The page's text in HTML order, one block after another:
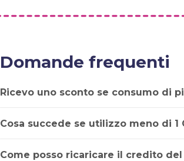
Domande frequenti
Ricevo uno sconto se consumo di
Cosa succede se utilizzo meno di 1
Come posso ricaricare il credito